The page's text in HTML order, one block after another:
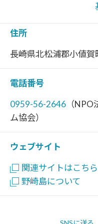
住所
長崎県北松浦郡小値賀
電話番号
0959-56-2646 （
ム協会）
ウェブサイト
関連サイトはこちら
野崎島について